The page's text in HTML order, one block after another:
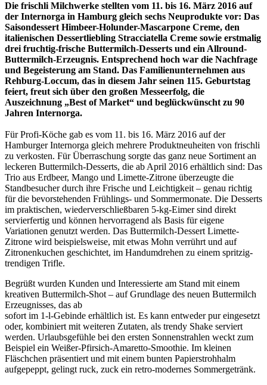
Die frischli Milchwerke stellten vom 11. bis 16. März 2016 auf
der Internorga in Hamburg gleich sechs Neuprodukte vor: Das
Saisondessert Himbeer-Holunder-Mascarpone Creme, den
italienischen Dessertliebling Stracciatella Creme sowie erstmalig
drei fruchtig-frische Buttermilch-Desserts und ein Allround-
Buttermilch-Erzeugnis. Entsprechend hoch war die Nachfrage
und Begeisterung am Stand. Das Familienunternehmen aus
Rehburg-Loccum, das in diesem Jahr seinen 115. Geburtstag
feiert, freut sich über den großen Messeerfolg, die
Auszeichnung „Best of Market“ und beglückwünscht zu 90
Jahren Internorga.
Für Profi-Köche gab es vom 11. bis 16. März 2016 auf der
HamburgerInternorga gleich mehrere Produktneuheiten von frischli
zu verkosten. FürÜberraschung sorgte das ganz neue Sortiment an
leckeren Buttermilch-Desserts, die ab April 2016 erhältlich sind: Das
Trio aus Erdbeer, Mango und Limette-Zitrone überzeugte die
Standbesucher durch ihre Frische und Leichtigkeit – genau richtig
für die bevorstehenden Frühlings- und Sommermonate. Die Desserts
im praktischen, wiederverschließbaren 5-kg-Eimer sind direkt
servierfertig und können hervorragend als Basis füreigene
Variationen genutzt werden. Das Buttermilch-Dessert Limette-
Zitrone wird beispielsweise, mit etwas Mohn verrührt und auf
Zitronenkuchen geschichtet, im Handumdrehen zu einem spritzig-
trendigen Trifle.
Begrüßt wurden Kunden und Interessierte am Stand mit einem
kreativen Buttermilch-Shot – auf Grundlage des neuen Buttermilch
Erzeugnisses, das ab
sofort im 1-l-Gebinde erhältlich ist. Es kann entweder pur eingesetzt
oder, kombiniert mit weiteren Zutaten, als trendy Shake serviert
werden. Urlaubsgefühle bei den ersten Sonnenstrahlen weckt zum
Beispiel ein Weißer-Pfirsich-Amaretto-Smoothie. Im kleinen
Fläschchen präsentiert und mit einem bunten Papierstrohhalm
aufgepeppt, gelingt ruck, zuck ein retro-modernes Sommergetränk.